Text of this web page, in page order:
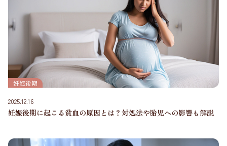
妊娠後期
2025.12.16
妊娠後期に起こる貧血の原因とは？対処法や胎児への影響も解説